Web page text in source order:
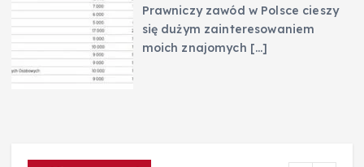
Prawniczy zawód w Polsce cieszy
się dużym zainteresowaniem
moich znajomych […]